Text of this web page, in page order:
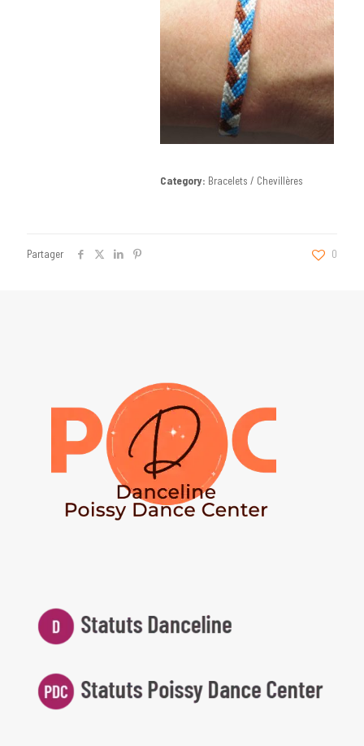
Category: Bracelets / Chevillères
Partager 0